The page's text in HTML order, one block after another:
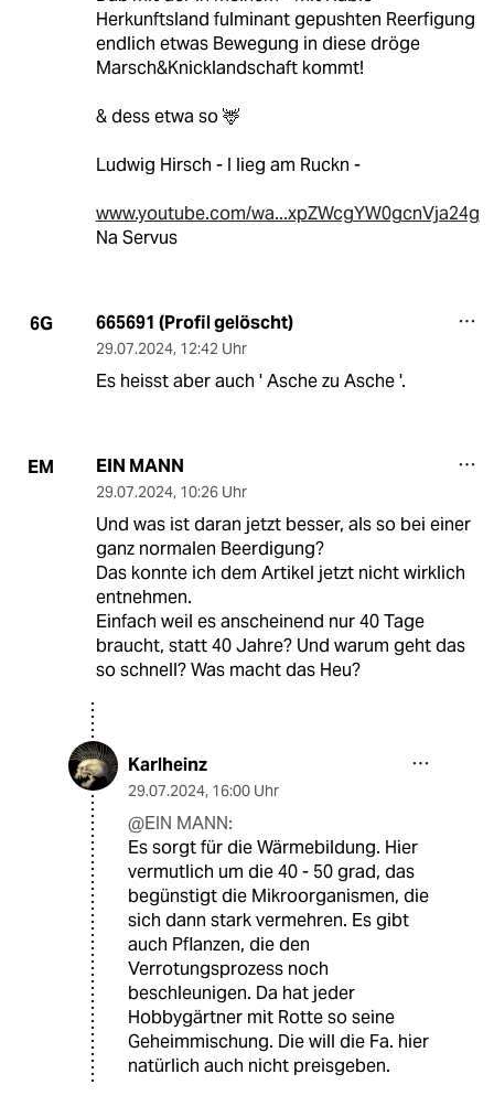
Herkunftsland fulminant gepushten Reerfigung
endlich etwas Bewegung in diese dröge
Marsch&Knicklandschaft kommt!
& dess etwa so 🦌
Ludwig Hirsch - I lieg am Ruckn -
www.youtube.com/wa...xpZWcgYW0gcnVja24g
Na Servus
6G 665691 (Profil gelöscht)
29.07.2024, 12:42 Uhr
Es heisst aber auch ' Asche zu Asche '.
EM EIN MANN
29.07.2024, 10:26 Uhr
Und was ist daran jetzt besser, als so bei einer
ganz normalen Beerdigung?
Das konnte ich dem Artikel jetzt nicht wirklich
entnehmen.
Einfach weil es anscheinend nur 40 Tage
braucht, statt 40 Jahre? Und warum geht das
so schnell? Was macht das Heu?
Karlheinz
29.07.2024, 16:00 Uhr
@EIN MANN:
Es sorgt für die Wärmebildung. Hier
vermutlich um die 40 - 50 grad, das
begünstigt die Mikroorganismen, die
sich dann stark vermehren. Es gibt
auch Pflanzen, die den
Verrotungsprozess noch
beschleunigen. Da hat jeder
Hobbygärtner mit Rotte so seine
Geheimmischung. Die will die Fa. hier
natürlich auch nicht preisgeben.